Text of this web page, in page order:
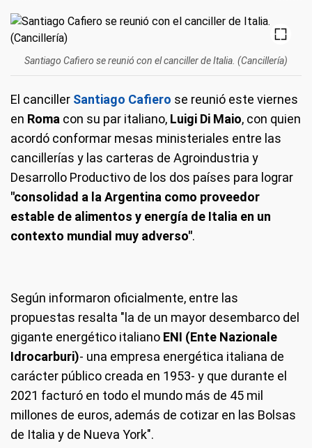
Santiago Cafiero se reunió con el canciller de Italia. (Cancillería)
El canciller Santiago Cafiero se reunió este viernes
en Roma con su par italiano, Luigi Di Maio, con quien
acordó conformar mesas ministeriales entre las
cancillerías y las carteras de Agroindustria y
Desarrollo Productivo de los dos países para lograr
"consolidad a la Argentina como proveedor
estable de alimentos y energía de Italia en un
contexto mundial muy adverso".
Según informaron oficialmente, entre las
propuestas resalta "la de un mayor desembarco del
gigante energético italiano ENI (Ente Nazionale
Idrocarburi)- una empresa energética italiana de
carácter público creada en 1953- y que durante el
2021 facturó en todo el mundo más de 45 mil
millones de euros, además de cotizar en las Bolsas
de Italia y de Nueva York".